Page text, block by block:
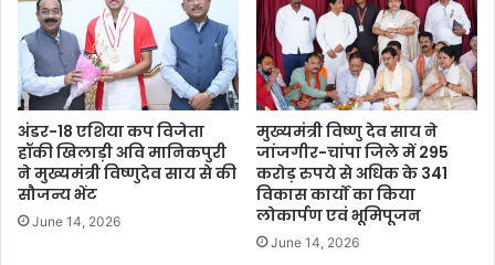
अंडर-18 एशिया कप विजेता
हॉकी खिलाड़ी अवि मानिकपुरी
ने मुख्यमंत्री विष्णुदेव साय से की
सौजन्य भेंट
June 14, 2026
मुख्यमंत्री विष्णु देव साय ने
जांजगीर-चांपा जिले में 295
करोड़ रुपये से अधिक के 341
विकास कार्यों का किया
लोकार्पण एवं भूमिपूजन
June 14, 2026